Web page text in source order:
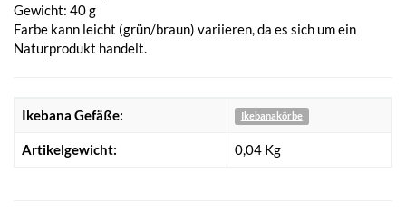
Gewicht: 40 g
Farbe kann leicht (grün/braun) variieren, da es sich um ein
Naturprodukt handelt.
Ikebana Gefäße: Ikebanakörbe
Artikelgewicht: 0,04 Kg